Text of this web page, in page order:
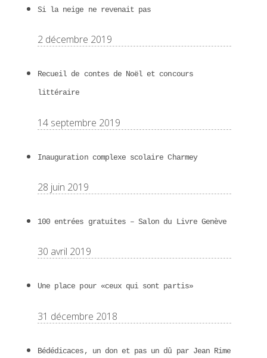
Si la neige ne revenait pas
2 décembre 2019
Recueil de contes de Noël et concours
littéraire
14 septembre 2019
Inauguration complexe scolaire Charmey
28 juin 2019
100 entrées gratuites – Salon du Livre Genève
30 avril 2019
Une place pour «ceux qui sont partis»
31 décembre 2018
Bédédicaces, un don et pas un dû par Jean Rime